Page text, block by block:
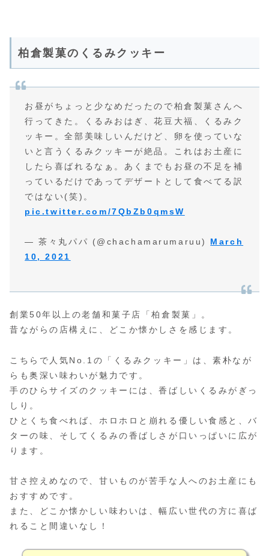
柏倉製菓のくるみクッキー
お昼がちょっと少なめだったので柏倉製菓さんへ
行ってきた。くるみおはぎ、花豆大福、くるみク
ッキー。全部美味しいんだけど、卵を使っていな
いと言うくるみクッキーが絶品。これはお土産に
したら喜ばれるなぁ。あくまでもお昼の不足を補
っているだけであってデザートとして食べてる訳
ではない(笑)。
pic.twitter.com/7QbZb0qmsW
— 茶々丸パパ (@chachamarumaruu) March
10, 2021
創業50年以上の老舗和菓子店「柏倉製菓」。
昔ながらの店構えに、どこか懐かしさを感じます。
こちらで人気No.1の「くるみクッキー」は、素朴なが
らも奥深い味わいが魅力です。
手のひらサイズのクッキーには、香ばしいくるみがぎっ
しり。
ひとくち食べれば、ホロホロと崩れる優しい食感と、バ
ターの味、そしてくるみの香ばしさが口いっぱいに広が
ります。
甘さ控えめなので、甘いものが苦手な人へのお土産にも
おすすめです。
また、どこか懐かしい味わいは、幅広い世代の方に喜ば
れること間違いなし！